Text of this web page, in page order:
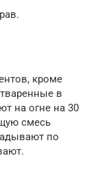
кроме
в
на огне на 30
смесь
по